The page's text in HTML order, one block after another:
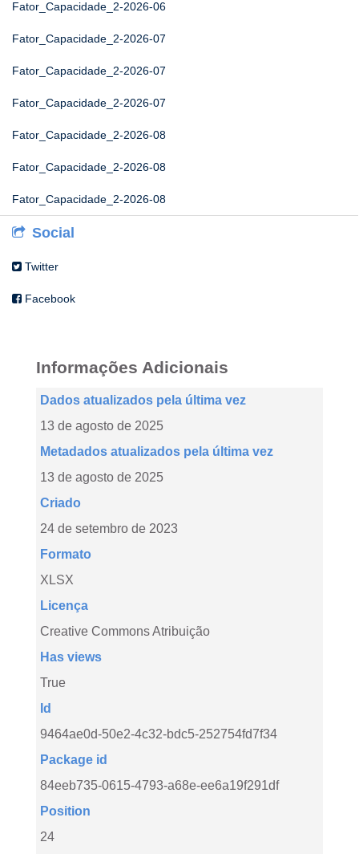
Fator_Capacidade_2-2026-06
Fator_Capacidade_2-2026-07
Fator_Capacidade_2-2026-07
Fator_Capacidade_2-2026-07
Fator_Capacidade_2-2026-08
Fator_Capacidade_2-2026-08
Fator_Capacidade_2-2026-08
Social
Twitter
Facebook
Informações Adicionais
Dados atualizados pela última vez
13 de agosto de 2025
Metadados atualizados pela última vez
13 de agosto de 2025
Criado
24 de setembro de 2023
Formato
XLSX
Licença
Creative Commons Atribuição
Has views
True
Id
9464ae0d-50e2-4c32-bdc5-252754fd7f34
Package id
84eeb735-0615-4793-a68e-ee6a19f291df
Position
24